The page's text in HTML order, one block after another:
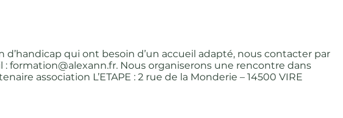
qui ont besoin d’un accueil adapté, nous contacter par
: formation@alexann.fr. Nous organiserons une rencontre dans
association L’ETAPE : 2 rue de la Monderie – 14500 VIRE